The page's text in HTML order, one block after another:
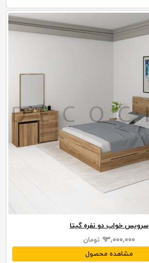
سرویس خواب دو نفره گیتا
۹۳,۰۰۰,۰۰۰ تومان
مشاهده محصول